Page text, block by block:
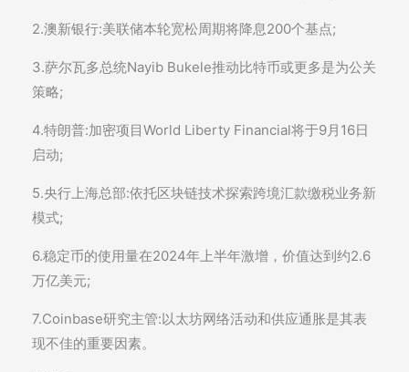
2.澳新银行:美联储本轮宽松周期将降息200个基点;
3.萨尔瓦多总统Nayib Bukele推动比特币或更多是为公关
策略;
4.特朗普:加密项目World Liberty Financial将于9月16日
启动;
5.央行上海总部:依托区块链技术探索跨境汇款缴税业务新
模式;
6.稳定币的使用量在2024年上半年激增，价值达到约2.6
万亿美元;
7.Coinbase研究主管:以太坊网络活动和供应通胀是其表
现不佳的重要因素。